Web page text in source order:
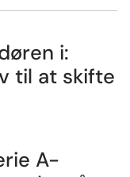
i:
til at skifte
A-